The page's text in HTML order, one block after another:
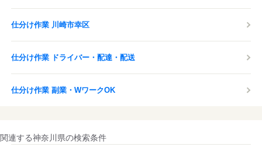
仕分け作業 川崎市幸区
仕分け作業 ドライバー・配達・配送
仕分け作業 副業・WワークOK
関連する神奈川県の検索条件